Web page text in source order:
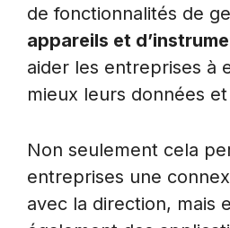
de fonctionnalités de
appareils et
aider les entreprises à
mieux leurs données
Non seulement cela
entreprises une
avec la direction, mais